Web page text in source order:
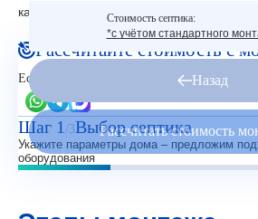
качества очистки на выходе.
Рассчитайте стоимость с
Есть вопросы?
Шаг 1 /3Выбор септика
Укажите параметры дома – предложим
оборудования
Назад
Стоимость септика:
*с учётом стандартного
Рассчитать стоимость